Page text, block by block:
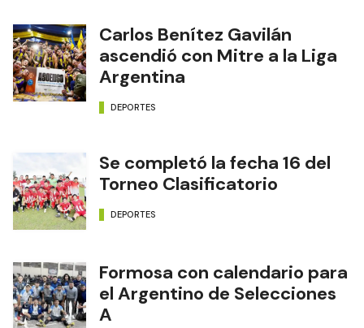
Carlos Benítez Gavilán
ascendió con Mitre a la Liga
Argentina
DEPORTES
Se completó la fecha 16 del
Torneo Clasificatorio
DEPORTES
Formosa con calendario para
el Argentino de Selecciones
A